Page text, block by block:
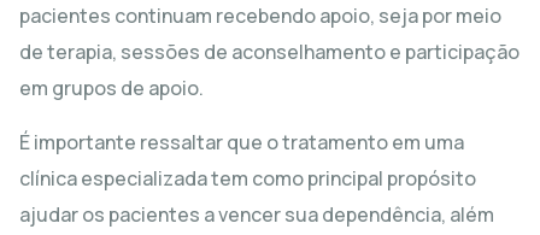
pacientes continuam recebendo apoio, seja por meio
de terapia, sessões de aconselhamento e participação
em grupos de apoio.
É importante ressaltar que o tratamento em uma
clínica especializada tem como principal propósito
ajudar os pacientes a vencer sua dependência, além